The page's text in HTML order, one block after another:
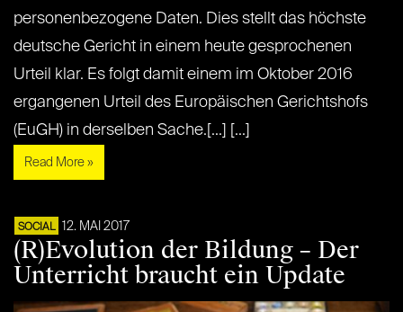
personenbezogene Daten. Dies stellt das höchste
deutsche Gericht in einem heute gesprochenen
Urteil klar. Es folgt damit einem im Oktober 2016
ergangenen Urteil des Europäischen Gerichtshofs
(EuGH) in derselben Sache.[...] [...]
Read More »
SOCIAL 12. MAI 2017
(R)Evolution der Bildung – Der
Unterricht braucht ein Update